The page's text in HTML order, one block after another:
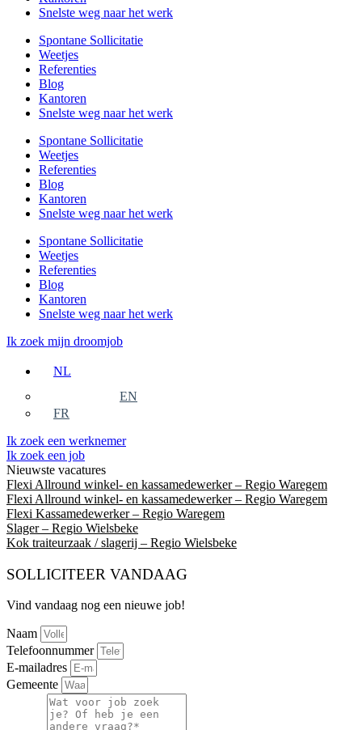
Snelste weg naar het werk
Spontane Sollicitatie
Weetjes
Referenties
Blog
Kantoren
Snelste weg naar het werk
Spontane Sollicitatie
Weetjes
Referenties
Blog
Kantoren
Snelste weg naar het werk
Spontane Sollicitatie
Weetjes
Referenties
Blog
Kantoren
Snelste weg naar het werk
Ik zoek mijn droomjob
NL
EN
FR
Ik zoek een werknemer
Ik zoek een job
Nieuwste vacatures
Flexi Allround winkel- en kassamedewerker – Regio Waregem
Flexi Allround winkel- en kassamedewerker – Regio Waregem
Flexi Kassamedewerker – Regio Waregem
Slager – Regio Wielsbeke
Kok traiteurzaak / slagerij – Regio Wielsbeke
SOLLICITEER VANDAAG
Vind vandaag nog een nieuwe job!
Naam
Telefoonnummer
E-mailadres
Gemeente